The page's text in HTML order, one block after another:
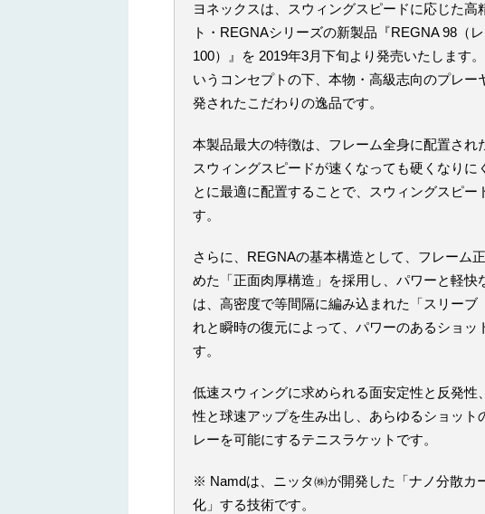
ヨネックスは、スウィングスピードに応じた
ト・REGNAシリーズの新製品『REGNA 98（
100）』を 2019年3月下旬より発売いたします
いうコンセプトの下、本物・高級志向のプレ
発されたこだわりの逸品です。
本製品最大の特徴は、フレーム全身に配置され
スウィングスピードが速くなっても硬くなり
とに最適に配置することで、スウィングスピ
す。
さらに、REGNAの基本構造として、フレーム
めた「正面肉厚構造」を採用し、パワーと軽
は、高密度で等間隔に編み込まれた「スリー
れと瞬時の復元によって、パワーのあるショッ
す。
低速スウィングに求められる面安定性と反発
性と球速アップを生み出し、あらゆるショッ
レーを可能にするテニスラケットです。
※ Namdは、ニッタ㈱が開発した「ナノ分散カ
化」する技術です。